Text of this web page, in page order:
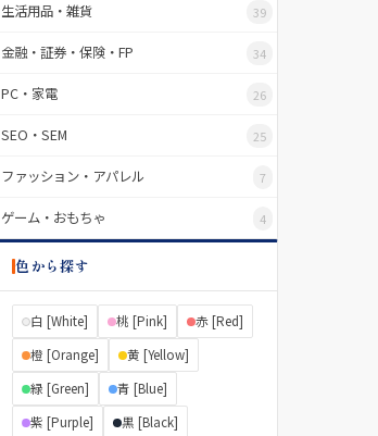
生活用品・雑貨 39
金融・証券・保険・FP 34
PC・家電 26
SEO・SEM 25
ファッション・アパレル 7
ゲーム・おもちゃ 4
色から探す
白 [White] 桃 [Pink]
赤 [Red]
橙 [Orange]
黄 [Yellow]
緑 [Green]
青 [Blue]
紫 [Purple]
黒 [Black]